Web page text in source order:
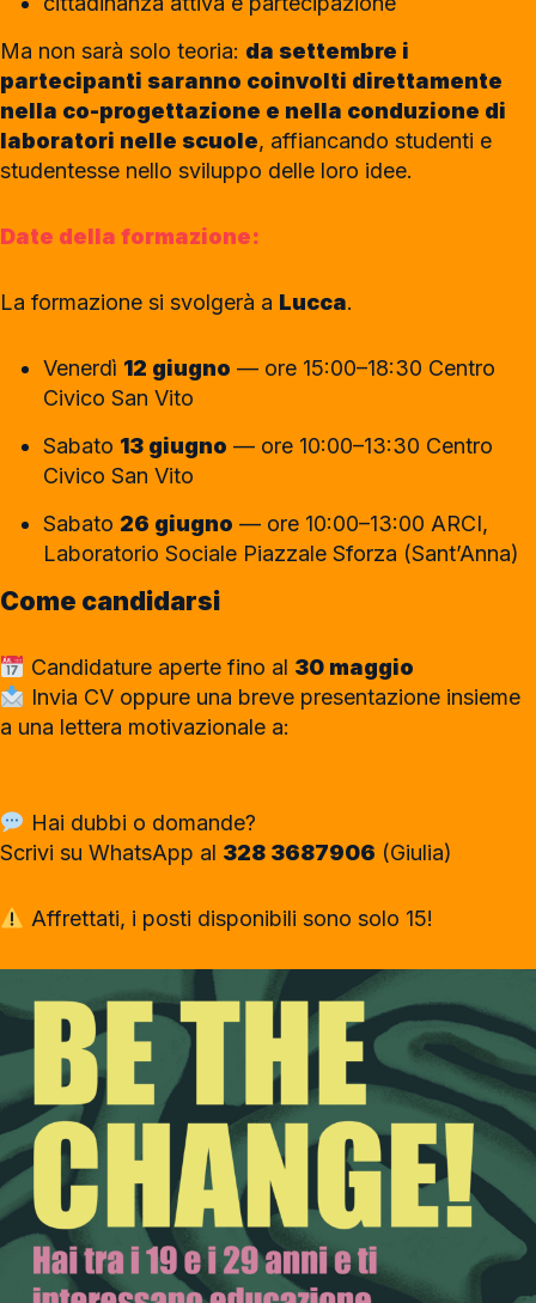
Ma non sarà solo teoria: da settembre i
partecipanti saranno coinvolti direttamente
nella co-progettazione e nella conduzione di
laboratori nelle scuole, affiancando studenti e
studentesse nello sviluppo delle loro idee.
Date della formazione:
La formazione si svolgerà a Lucca.
Venerdì 12 giugno — ore 15:00–18:30 Centro
Civico San Vito
Sabato 13 giugno — ore 10:00–13:30 Centro
Civico San Vito
Sabato 26 giugno — ore 10:00–13:00 ARCI,
Laboratorio Sociale Piazzale Sforza (Sant’Anna)
Come candidarsi
Candidature aperte fino al 30 maggio
Invia CV oppure una breve presentazione insieme
a una lettera motivazionale a:
Hai dubbi o domande?
Scrivi su WhatsApp al 328 3687906 (Giulia)
Affrettati, i posti disponibili sono solo 15!